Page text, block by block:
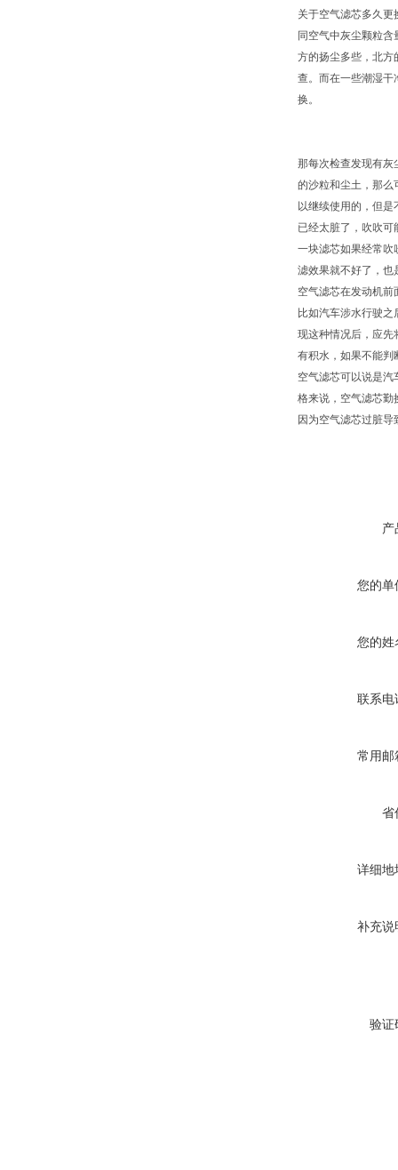
关于空气滤芯多久
同空气中灰尘颗粒
方的扬尘多些，北方
查。而在一些潮湿干
换。
那每次检查发现有灰
的沙粒和尘土，那么
以继续使用的，但
已经太脏了，吹吹
一块滤芯如果经常吹
滤效果就不好了，也
空气滤芯在发动机
比如汽车涉水行驶
现这种情况后，应先
有积水，如果不能判
空气滤芯可以说是
格来说，空气滤芯勤
因为空气滤芯过脏
产
您的单
您的姓
联系电
常用邮
省
详细地
补充说
验证